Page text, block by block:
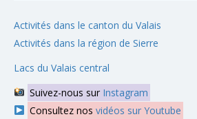
Activités dans le canton du Valais
Activités dans la région de Sierre
Lacs du Valais central
Suivez-nous sur Instagram
Consultez nos vidéos sur Youtube